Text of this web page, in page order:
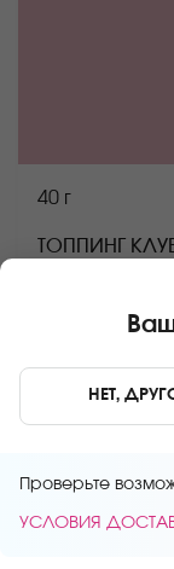
40 г
ТОППИНГ
НЕТ,
Проверьте
УСЛОВИЯ